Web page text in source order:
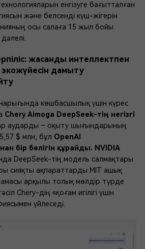
енгізуге бағытталған
және белсенді күш-жігерін
осы салаға 15 жыл бойы
жасанды интеллектпен
экожүйесін дамыту
көшбасшылық үшін күрес
Chery Aimoga DeepSeek-тің негізгі
аударды – оқыту шығындарының
$ млн, бұл OpenAI
бір бөлігін құрайды. NVIDIA
DeepSeek-тің модель салмақтары
сияқты ақпараттарды MIT ашық
арқылы толық мөлдір түрде
Chery-дің «қоғам игілігі үшін
үйлеседі.